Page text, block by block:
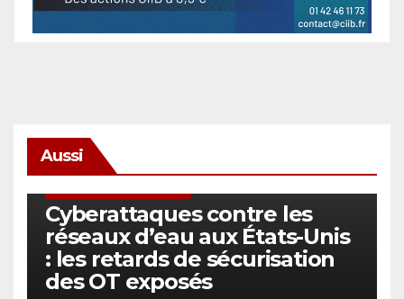
Aussi
Cyberattaques contre les
réseaux d’eau aux États-Unis
: les retards de sécurisation
des OT exposés